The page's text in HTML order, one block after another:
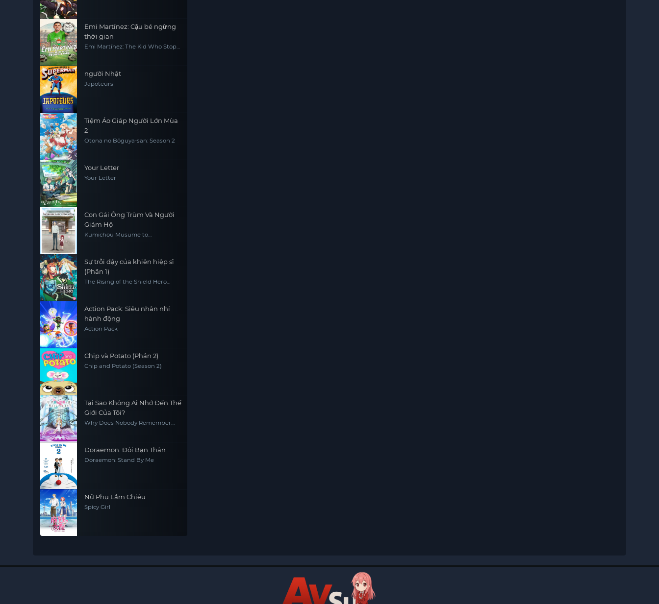
Emi Martínez: Cậu bé ngừng
thời gian
Emi Martínez: The Kid Who Stops
người Nhật
Japoteurs
Tiệm Áo Giáp Người Lớn Mùa
2
Otona no Bōguya-san: Season 2
Your Letter
Your Letter
Con Gái Ông Trùm Và Người
Giám Hộ
Kumichou Musume to
Sự trỗi dậy của khiên hiệp sĩ
(Phần 1)
The Rising of the Shield Hero
Action Pack: Siêu nhân nhí
hành động
Action Pack
Chip và Potato (Phần 2)
Chip and Potato (Season 2)
Tại Sao Không Ai Nhớ Đến Thế
Giới Của Tôi?
Why Does Nobody Remember
Doraemon: Đôi Bạn Thân
Doraemon: Stand By Me
Nữ Phụ Lắm Chiêu
Spicy Girl